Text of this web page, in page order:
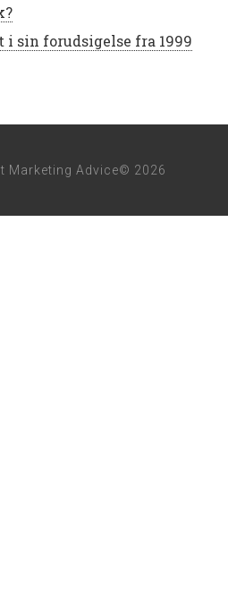
sin forudsigelse fra 1999
Marketing Advice© 2026